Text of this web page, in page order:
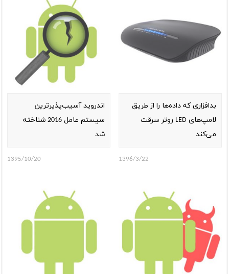
بدافزاری که داده‌ها را از طریق
لامپ‌های LED روتر سرقت
می‌کند
1396/3/22
اندروید آسیب‌پذیرترین
سیستم عامل 2016 شناخته
شد
1395/10/20